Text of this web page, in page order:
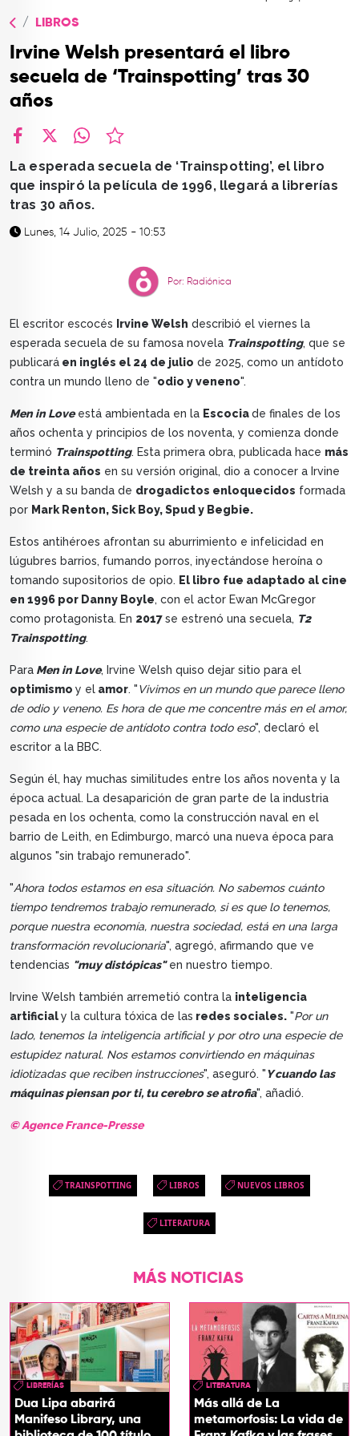
CONTACTO
LIBROS
Irvine Welsh presentará el libro
secuela de ‘Trainspotting’ tras 30
años
La esperada secuela de ‘Trainspotting’, el libro
que inspiró la película de 1996, llegará a librerías
tras 30 años.
Lunes, 14 Julio, 2025 - 10:53
Por: Radiónica
El escritor escocés Irvine Welsh describió el viernes la
esperada secuela de su famosa novela Trainspotting, que se
publicará en inglés el 24 de julio de 2025, como un antídoto
contra un mundo lleno de "odio y veneno".
Men in Loveestá ambientada en la Escociade finales de los
años ochenta y principios de los noventa, y comienza donde
terminó Trainspotting. Esta primera obra, publicada hace más
de treinta años en su versión original, dio a conocer a Irvine
Welsh y a su banda de drogadictos enloquecidos formada
por Mark Renton, Sick Boy, Spud y Begbie.
Estos antihéroes afrontan su aburrimiento e infelicidad en
lúgubres barrios, fumando porros, inyectándose heroína o
tomando supositorios de opio. El libro fue adaptado al cine
en 1996 por Danny Boyle, con el actor Ewan McGregor
como protagonista. En 2017se estrenó una secuela, T2
Trainspotting.
Para Men in Love, Irvine Welsh quiso dejar sitio para el
optimismo y el amor. "Vivimos en un mundo que parece lleno
de odio y veneno. Es hora de que me concentre más en el amor,
como una especie de antídoto contra todo eso", declaró el
escritor a la BBC.
Según él, hay muchas similitudes entre los años noventa y la
época actual. La desaparición de gran parte de la industria
pesada en los ochenta, como la construcción naval en el
barrio de Leith, en Edimburgo, marcó una nueva época para
algunos "sin trabajo remunerado".
"Ahora todos estamos en esa situación. No sabemos cuánto
tiempo tendremos trabajo remunerado, si es que lo tenemos,
porque nuestra economía, nuestra sociedad, está en una larga
transformación revolucionaria", agregó, afirmando que ve
tendencias "muy distópicas"en nuestro tiempo.
Irvine Welsh también arremetió contra la inteligencia
artificialy la cultura tóxica de las redes sociales. "Por un
lado, tenemos la inteligencia artificial y por otro una especie de
estupidez natural. Nos estamos convirtiendo en máquinas
idiotizadas que reciben instrucciones", aseguró. "Y cuando las
máquinas piensan por ti, tu cerebro se atrofia", añadió.
© Agence France-Presse
TRAINSPOTTING LIBROS NUEVOS LIBROS
LITERATURA
MÁS NOTICIAS
LIBRERÍAS
Dua Lipa abarirá
Manifeso Library, una
LITERATURA
Más allá de La
metamorfosis: La vida de